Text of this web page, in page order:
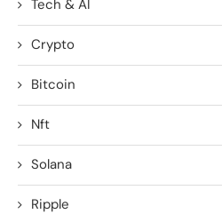
Tech & AI
Crypto
Bitcoin
Nft
Solana
Ripple